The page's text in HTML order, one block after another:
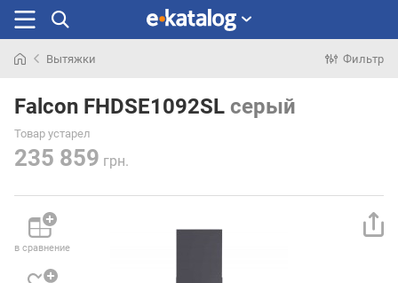
раньше
Вытяжки Фильтр
Falcon FHDSE1092SL серый
Товар устарел
235 859 грн.
в сравнение